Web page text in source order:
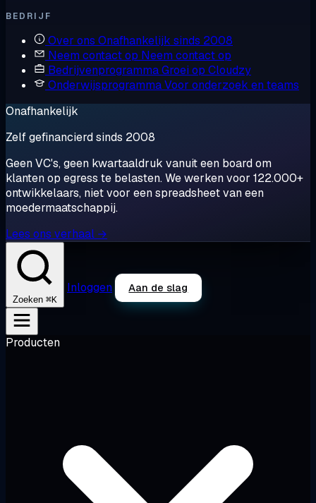
BEDRIJF
Over ons Onafhankelijk sinds 2008
Neem contact op Neem contact op
BedrijvenprogrammaGroei op Cloudzy
OnderwijsprogrammaVoor onderzoek en teams
Onafhankelijk
Zelf gefinancierd sinds 2008
Geen VC's, geen kwartaaldruk vanuit een board om
klanten op egress te belasten. We werken voor 122.000+
ontwikkelaars, niet voor een spreadsheet van een
moedermaatschappij.
Lees ons verhaal →
Zoeken ⌘K
Inloggen Aan de slag
Producten